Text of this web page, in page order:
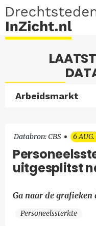
Arbeidsmarkt
Databron: CBS 6
uitgesplitst
Ga naar de grafieken
Personeelssterkte